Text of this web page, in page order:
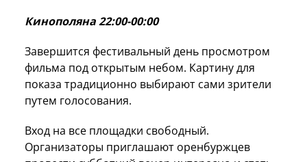
Кинополяна 22:00-00:00
Завершится фестивальный день просмотром
фильма под открытым небом. Картину для
показа традиционно выбирают сами зрители
путем голосования.
Вход на все площадки свободный.
Организаторы приглашают оренбуржцев